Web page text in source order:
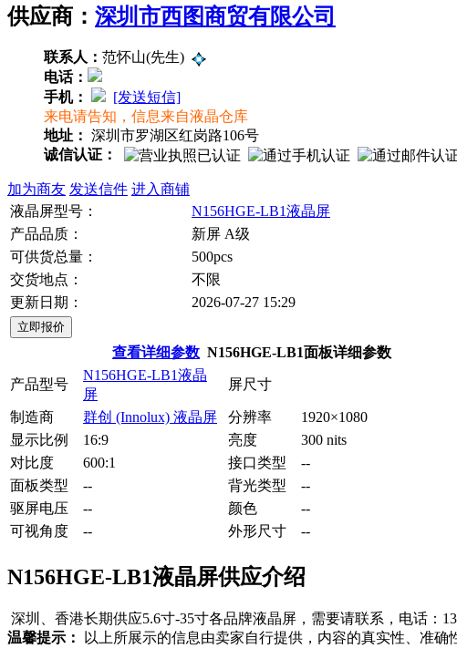
供应商： 深圳市西图商贸有限公司
联系人： 范怀山(先生)
电话：
手机：
[发送短信]
来电请告知，信息来自液晶仓库
地址： 深圳市罗湖区红岗路106号
诚信认证：
加为商友 发送信件 进入商铺
液晶屏型号：
N156HGE-LB1液晶屏
产品品质：
新屏 A级
可供货总量：
500pcs
交货地点：
不限
更新日期：
2026-07-27 15:29
查看详细参数 N156HGE-LB1面板详细参数
产品型号
N156HGE-LB1液晶
屏
屏尺寸
制造商 群创 (Innolux) 液晶屏 分辨率
1920×1080
显示比例
16:9 亮度
300 nits
对比度
600:1 接口类型
--
面板类型
-- 背光类型
--
驱屏电压
-- 颜色
--
可视角度
-- 外形尺寸 --
N156HGE-LB1液晶屏供应介绍
深圳、香港长期供应5.6寸-35寸各品牌液晶屏，需要请联系，电话：
温馨提示：
以上所展示的信息由卖家自行提供，内容的真实性、准确